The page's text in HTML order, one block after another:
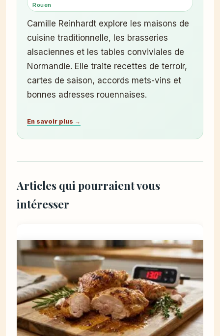
Rouen
Camille Reinhardt explore les maisons de
cuisine traditionnelle, les brasseries
alsaciennes et les tables conviviales de
Normandie. Elle traite recettes de terroir,
cartes de saison, accords mets-vins et
bonnes adresses rouennaises.
En savoir plus →
Articles qui pourraient vous
intéresser